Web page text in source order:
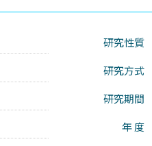
研究性質
研究方式
研究期間
年 度